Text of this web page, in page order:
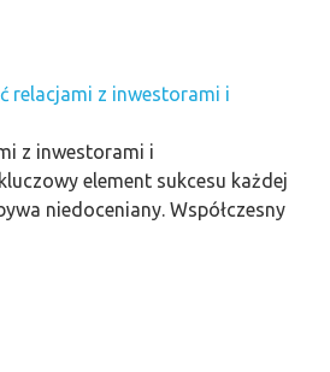
relacjami z inwestorami i
z inwestorami i
element sukcesu każdej
niedoceniany. Współczesny